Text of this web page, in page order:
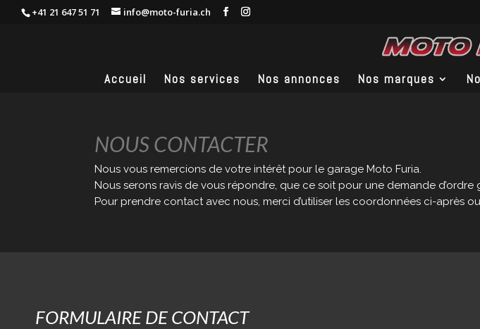
+41 21 647 51 71 info@moto-furia.ch
Accueil Nos services Nos annonces Nos marques
NOUS CONTACTER
Nous vous remercions de votre intérêt pour le garage Moto Furia.
Nous serons ravis de vous répondre, que ce soit pour une demande
Pour prendre contact avec nous, merci d’utiliser les coordonnées ci-après
FORMULAIRE DE CONTACT